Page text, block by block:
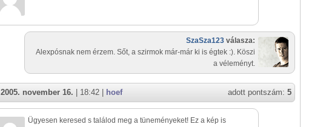
SzaSza123 válasza:
Alexpósnak nem érzem. Sőt, a szirmok már-már ki is égtek :). Köszi
a véleményt.
adott pontszám: 5
2005. november 16. | 18:42 | hoef
Ügyesen keresed s találod meg a tüneményeket! Ez a kép is